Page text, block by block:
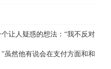
人疑惑的想法：“我不反对
虽然他有说会在支付方面和和